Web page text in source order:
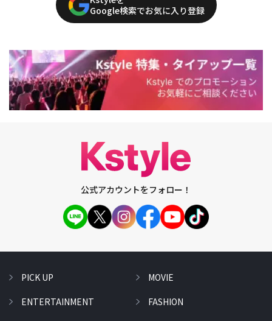
Google検索でお気に入り登録
公式アカウントをフォロー！
PICK UP
ENTERTAINMENT
MOVIE
FASHION